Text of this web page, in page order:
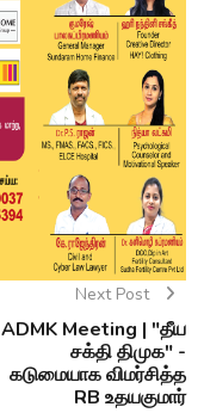
Next Post
ADMK Meeting | "தீய
சக்தி திமுக" -
கடுமையாக விமர்சித்த
RB உதயகுமார்